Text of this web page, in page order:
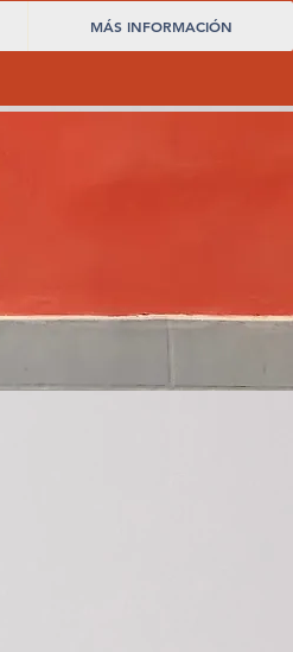
MÁS INFORMACIÓN